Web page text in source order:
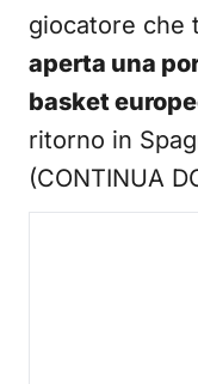
giocatore che
aperta una
basket
ritorno in
(CONTINUA